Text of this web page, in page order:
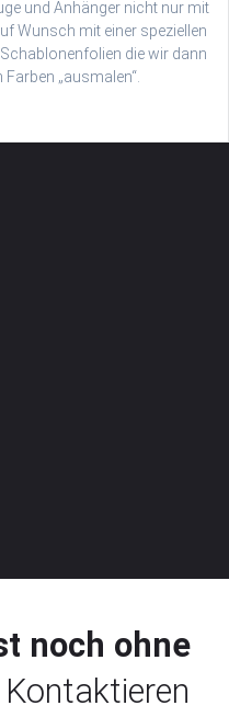
und Anhänger nicht nur mit
Wunsch mit einer speziellen
die wir dann
„ausmalen“.
noch ohne
Kontaktieren